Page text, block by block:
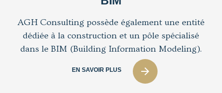
AGH Consulting possède également une entité
dédiée à la construction et un pôle spécialisé
dans le BIM (Building Information Modeling).
EN SAVOIR PLUS arrow_forward